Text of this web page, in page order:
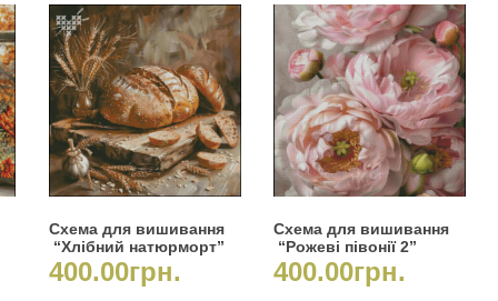
Схема для вишивання
“Хлібний натюрморт”
400.00грн.
Схема для вишивання
“Рожеві півонії 2”
400.00грн.